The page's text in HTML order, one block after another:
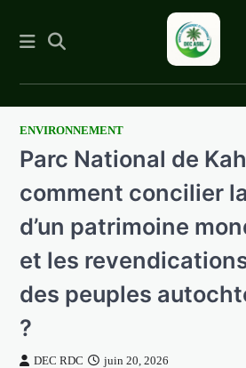
SkipENVIRONNEMENT
Parc National de
comment concilier
d’un patrimoine
et les
des peuples
?
DEC RDC juin 20, 2026